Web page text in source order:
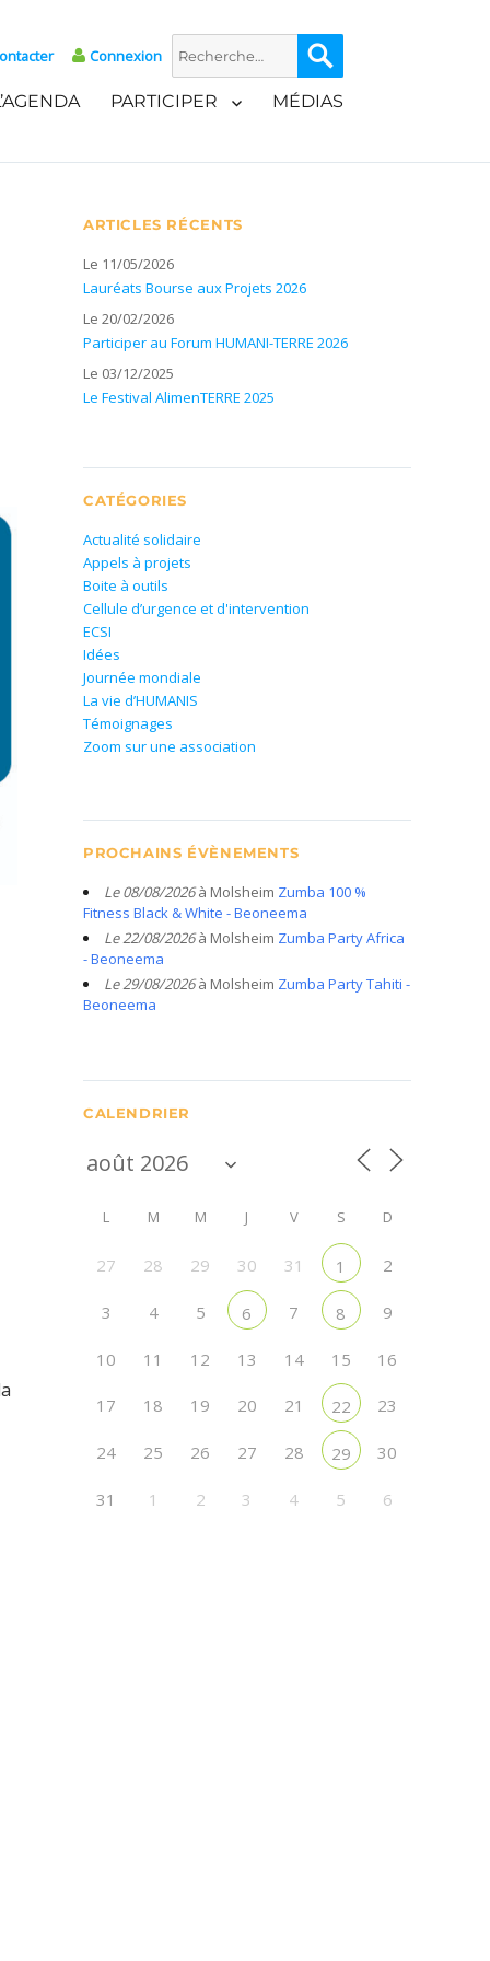
Connexion
Recherche
pour :
PARTICIPER MÉDIAS
ARTICLES RÉCENTS
Le 11/05/2026
Lauréats Bourse aux Projets 2026
Le 20/02/2026
Participer au Forum HUMANI-TERRE 2026
Le 03/12/2025
Le Festival AlimenTERRE 2025
CATÉGORIES
Actualité solidaire
Appels à projets
Boite à outils
Cellule d’urgence et d'intervention
ECSI
Idées
Journée mondiale
La vie d’HUMANIS
Témoignages
Zoom sur une association
PROCHAINS ÉVÈNEMENTS
Le 08/08/2026à Molsheim Zumba 100 %
Fitness Black & White - Beoneema
Le 22/08/2026à Molsheim Zumba Party Africa
- Beoneema
Le 29/08/2026à Molsheim Zumba Party Tahiti -
Beoneema
CALENDRIER
L M M J V S D
27 28 29 30 31 1 2
3 4 5 6 7 8 9
10 11 12 13 14 15 16
17 18 19 20 21 22 23
24 25 26 27 28 29 30
31 1 2 3 4 5 6